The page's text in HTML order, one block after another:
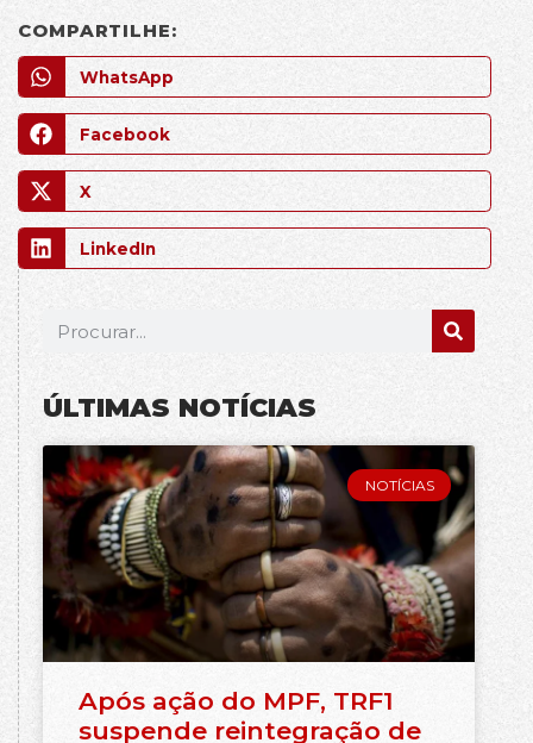
COMPARTILHE:
WhatsApp
Facebook
X
LinkedIn
ÚLTIMAS NOTÍCIAS
NOTÍCIAS
Após ação do MPF, TRF1
suspende reintegração de